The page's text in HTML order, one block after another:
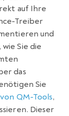
auf Ihre
Treiber
und
Sie die
das
Sie
QM-Tools,
Dieser